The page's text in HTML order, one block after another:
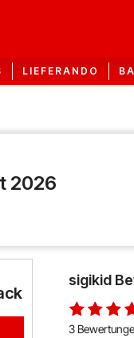
LIEFERANDO
2026
sigikid
3